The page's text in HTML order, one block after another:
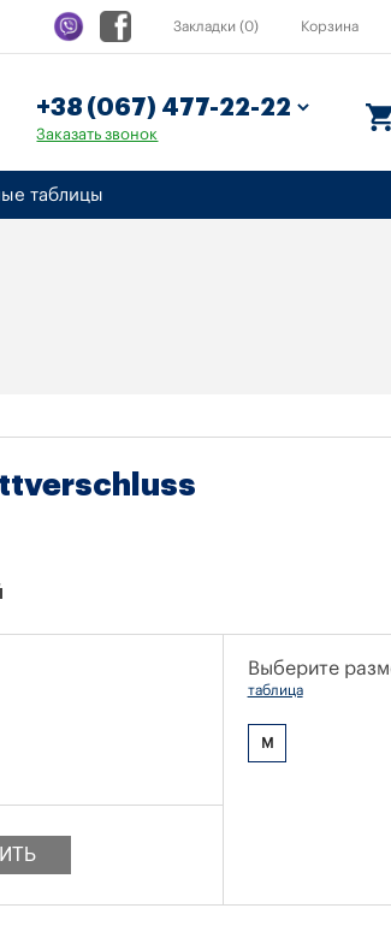
Закладки (0) Корзина
Заказать звонок
таблицы
Выберите
таблица
M